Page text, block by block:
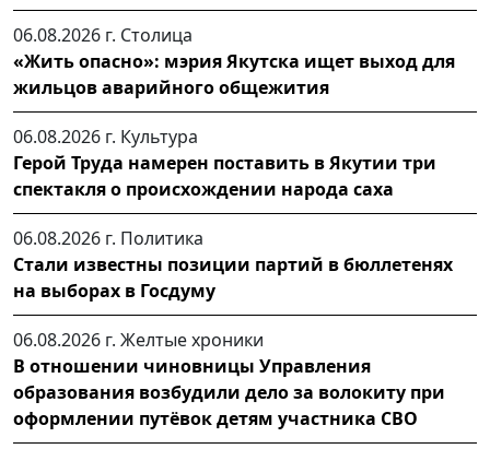
06.08.2026 г. Столица
«Жить опасно»: мэрия Якутска ищет выход для
жильцов аварийного общежития
06.08.2026 г. Культура
Герой Труда намерен поставить в Якутии три
спектакля о происхождении народа саха
06.08.2026 г. Политика
Стали известны позиции партий в бюллетенях
на выборах в Госдуму
06.08.2026 г. Желтые хроники
В отношении чиновницы Управления
образования возбудили дело за волокиту при
оформлении путёвок детям участника СВО